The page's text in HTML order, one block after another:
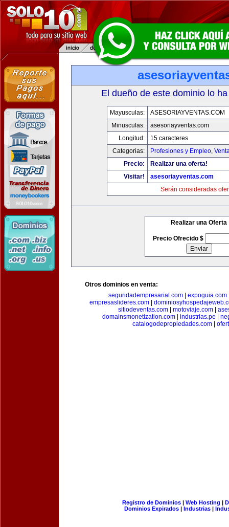
El dueño de este dominio lo
Mayusculas:
ASESORIAYVENTAS.COM
Minusculas:
asesoriayventas.com
Longitud:
15 caracteres
Categorias:
Profesiones y Empleo,
Precio:
Realizar una oferta!
Visitar!
asesoriayventas.com
Serán consideradas
Realizar una Oferta
Precio Ofrecido $
Otros dominios en venta:
seguridadempresarial.com
expoguia.com
empresaslideres.com|
sitiodeventas.com
motoviaje.com
domainsmonetization.com| industrias.pe
catalogodepropiedades.com
Registro de Dominios| Web Hosting |
Dominios Expirados | Industrias |